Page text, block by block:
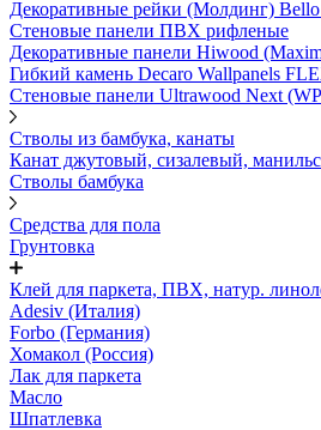
Декоративные рейки (Молдинг)
Стеновые панели ПВХ рифленые
Декоративные панели Hiwood
Гибкий камень Decaro Wallpanels
Стеновые панели Ultrawood Next
Стволы из бамбука, канаты
Канат джутовый, сизалевый,
Стволы бамбука
Средства для пола
Грунтовка
Клей для паркета, ПВХ, натур.
Adesiv (Италия)
Forbo (Германия)
Хомакол (Россия)
Лак для паркета
Масло
Шпатлевка